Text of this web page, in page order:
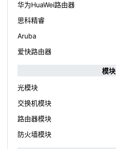
华为HuaWei路由器
思科精睿
Aruba
爱快路由器
模块
光模块
交换机模块
路由器模块
防火墙模块